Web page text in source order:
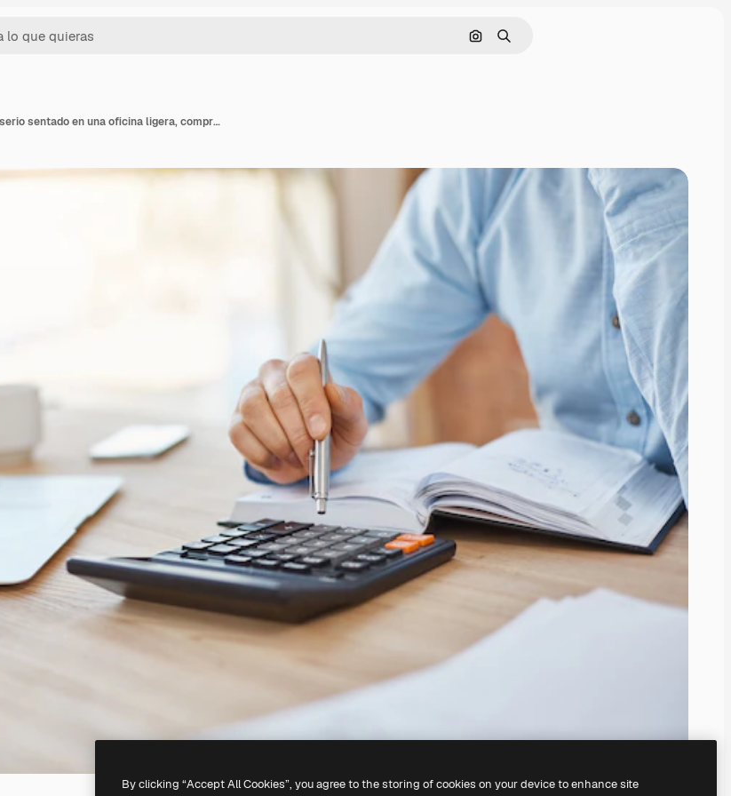
Buscar por imagen
Buscar
Detalle de un contador profesional serio sentado en una oficina ligera, comprobando las ganancias financieras de la compañía en la calculadora
By clicking “Accept All Cookies”, you agree to the storing of cookies on your device to enhance site